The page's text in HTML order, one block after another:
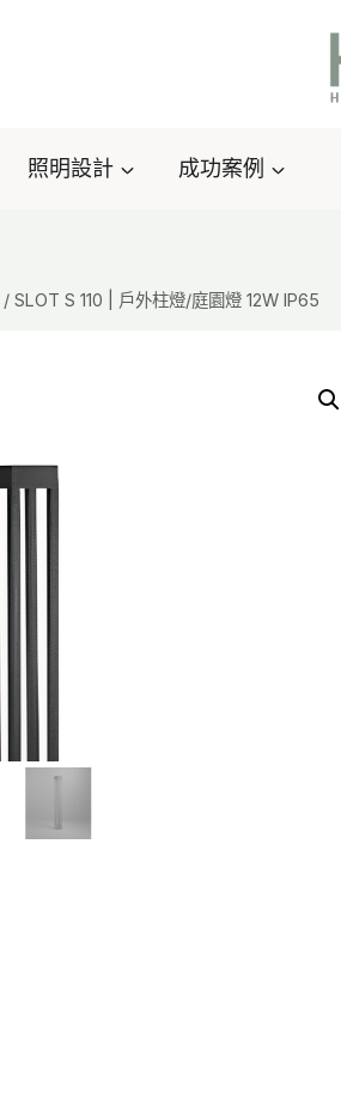
照明設計 成功案例
/ SLOT S 110 | 戶外柱燈/庭園燈 12W IP65